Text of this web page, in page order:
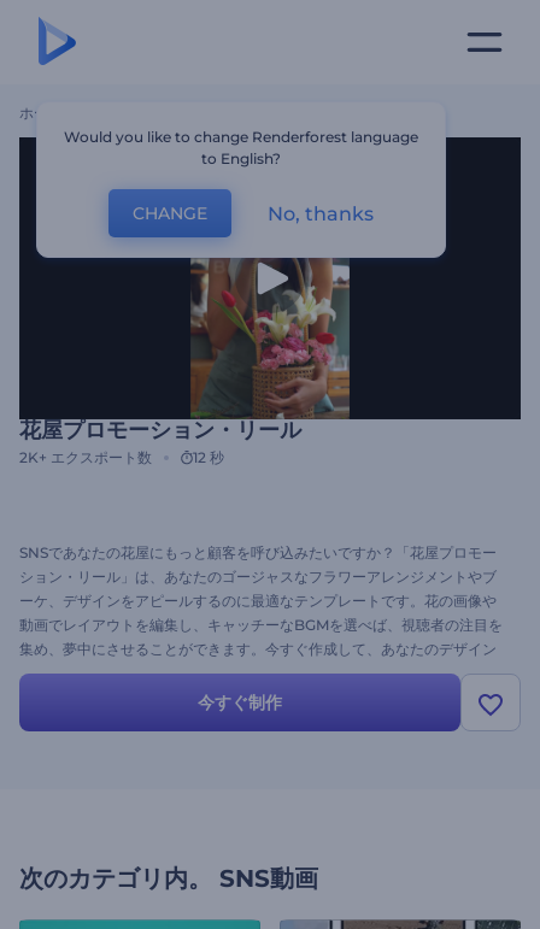
ホーム
花屋プロモーション・リール
2K+ エクスポート数 12 秒
SNSであなたの花屋にもっと顧客を呼び込みたいですか？「花屋プロモー
ション・リール」は、あなたのゴージャスなフラワーアレンジメントやブ
ーケ、デザインをアピールするのに最適なテンプレートです。花の画像や
動画でレイアウトを編集し、キャッチーなBGMを選べば、視聴者の注目を
集め、夢中にさせることができます。今すぐ作成して、あなたのデザイン
を美しくアピールし、フラワービジネスで際立ちましょう！
今すぐ制作
次のカテゴリ内。 SNS動画
Would you like to change Renderforest language
to English?
CHANGE No, thanks